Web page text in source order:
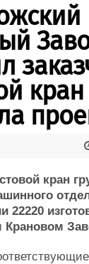
Торговая
Доска
Изделия
Материалы
кран
22220
Крановом